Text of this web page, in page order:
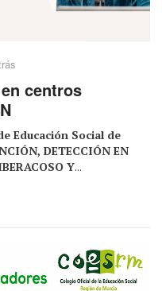
centros
Educación Social de
DETECCIÓN EN
Y...